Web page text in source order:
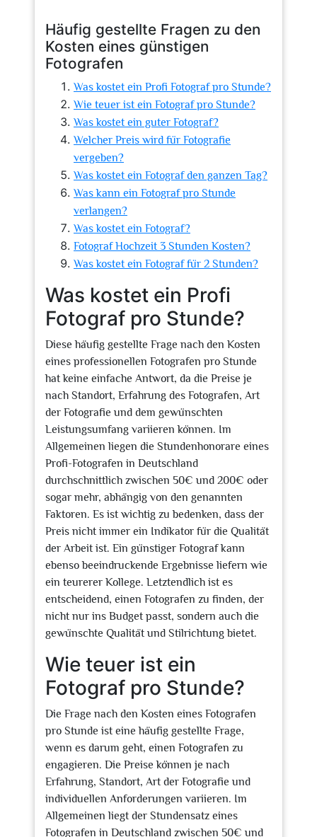
Häufig gestellte Fragen zu den
Kosten eines günstigen
Fotografen
Was kostet ein Profi Fotograf pro Stunde?
Wie teuer ist ein Fotograf pro Stunde?
Was kostet ein guter Fotograf?
Welcher Preis wird für Fotografie
vergeben?
Was kostet ein Fotograf den ganzen Tag?
Was kann ein Fotograf pro Stunde
verlangen?
Was kostet ein Fotograf?
Fotograf Hochzeit 3 Stunden Kosten?
Was kostet ein Fotograf für 2 Stunden?
Was kostet ein Profi
Fotograf pro Stunde?
Diese häufig gestellte Frage nach den Kosten
eines professionellen Fotografen pro Stunde
hat keine einfache Antwort, da die Preise je
nach Standort, Erfahrung des Fotografen, Art
der Fotografie und dem gewünschten
Leistungsumfang variieren können. Im
Allgemeinen liegen die Stundenhonorare eines
Profi-Fotografen in Deutschland
durchschnittlich zwischen 50€ und 200€ oder
sogar mehr, abhängig von den genannten
Faktoren. Es ist wichtig zu bedenken, dass der
Preis nicht immer ein Indikator für die Qualität
der Arbeit ist. Ein günstiger Fotograf kann
ebenso beeindruckende Ergebnisse liefern wie
ein teurerer Kollege. Letztendlich ist es
entscheidend, einen Fotografen zu finden, der
nicht nur ins Budget passt, sondern auch die
gewünschte Qualität und Stilrichtung bietet.
Wie teuer ist ein
Fotograf pro Stunde?
Die Frage nach den Kosten eines Fotografen
pro Stunde ist eine häufig gestellte Frage,
wenn es darum geht, einen Fotografen zu
engagieren. Die Preise können je nach
Erfahrung, Standort, Art der Fotografie und
individuellen Anforderungen variieren. Im
Allgemeinen liegt der Stundensatz eines
Fotografen in Deutschland zwischen 50€ und